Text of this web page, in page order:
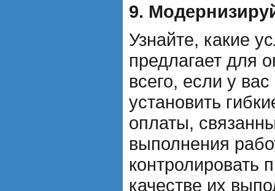
9.
Узнайте, какие
предлагает для
всего, если у
установить
оплаты,
выполнения
контролировать
качестве их